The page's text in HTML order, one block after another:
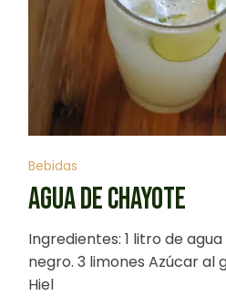
Bebidas
AGUA DE CHAYOTE
Ingredientes: 1 litro de
negro. 3 limones Azúcar al
Hiel